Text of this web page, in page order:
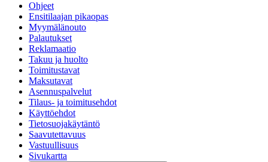
Ohjeet
Ensitilaajan pikaopas
Myymälänouto
Palautukset
Reklamaatio
Takuu ja huolto
Toimitustavat
Maksutavat
Asennuspalvelut
Tilaus- ja toimitusehdot
Käyttöehdot
Tietosuojakäytäntö
Saavutettavuus
Vastuullisuus
Sivukartta